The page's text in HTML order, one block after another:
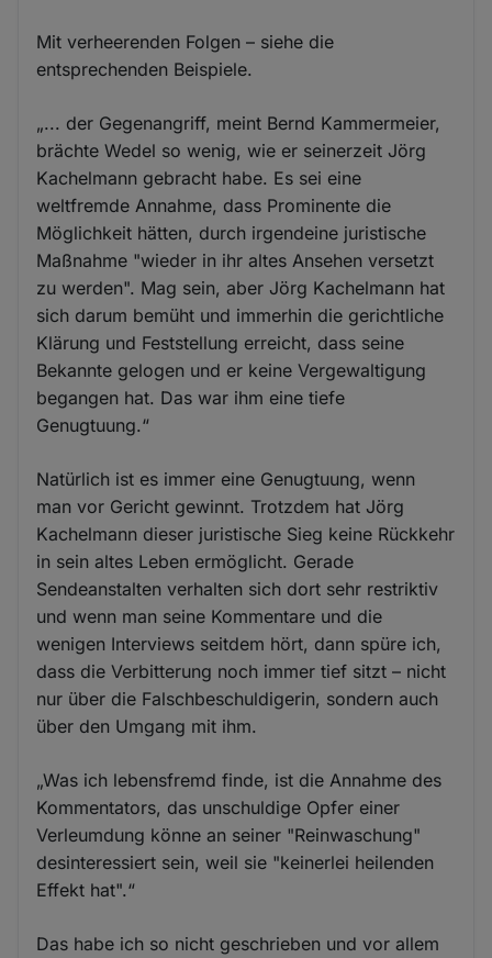
Mit verheerenden Folgen – siehe die
entsprechenden Beispiele.
„... der Gegenangriff, meint Bernd Kammermeier,
brächte Wedel so wenig, wie er seinerzeit Jörg
Kachelmann gebracht habe. Es sei eine
weltfremde Annahme, dass Prominente die
Möglichkeit hätten, durch irgendeine juristische
Maßnahme "wieder in ihr altes Ansehen versetzt
zu werden". Mag sein, aber Jörg Kachelmann hat
sich darum bemüht und immerhin die gerichtliche
Klärung und Feststellung erreicht, dass seine
Bekannte gelogen und er keine Vergewaltigung
begangen hat. Das war ihm eine tiefe
Genugtuung.“
Natürlich ist es immer eine Genugtuung, wenn
man vor Gericht gewinnt. Trotzdem hat Jörg
Kachelmann dieser juristische Sieg keine Rückkehr
in sein altes Leben ermöglicht. Gerade
Sendeanstalten verhalten sich dort sehr restriktiv
und wenn man seine Kommentare und die
wenigen Interviews seitdem hört, dann spüre ich,
dass die Verbitterung noch immer tief sitzt – nicht
nur über die Falschbeschuldigerin, sondern auch
über den Umgang mit ihm.
„Was ich lebensfremd finde, ist die Annahme des
Kommentators, das unschuldige Opfer einer
Verleumdung könne an seiner "Reinwaschung"
desinteressiert sein, weil sie "keinerlei heilenden
Effekt hat".“
Das habe ich so nicht geschrieben und vor allem